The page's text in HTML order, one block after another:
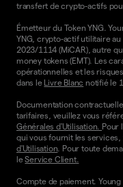
transfert de crypto-actifs
Émetteur du Token YNG.
YNG, crypto-actif utilitaire au
2023/1114 (MiCAR), autre
money tokens (EMT). Les
opérationnelles et les
dans le Livre Blanc notifié le
Documentation
tarifaires, veuillez vous
Générales d'Utilisation. Pour
qui vous fournit les
d'Utilisation. Pour toute
leService Client.
Compte de paiement.